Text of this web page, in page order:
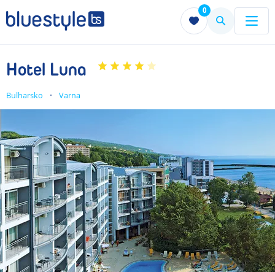
0
Menu Menu
Hotel Luna
Bulharsko Varna